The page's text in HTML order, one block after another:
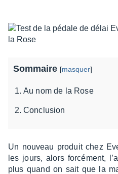
Sommaire [masquer]
Au nom de la Rose
Conclusion
Un nouveau produit chez
les jours, alors forcé­ment,
plus quand on sait que la